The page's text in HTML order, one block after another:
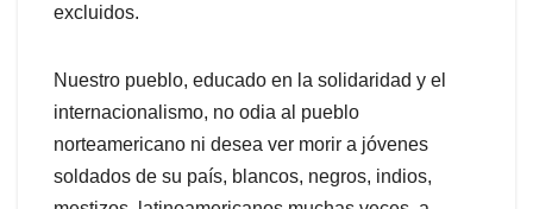
excluidos.
Nuestro pueblo, educado en la solidaridad y el
internacionalismo, no odia al pueblo
norteamericano ni desea ver morir a jóvenes
soldados de su país, blancos, negros, indios,